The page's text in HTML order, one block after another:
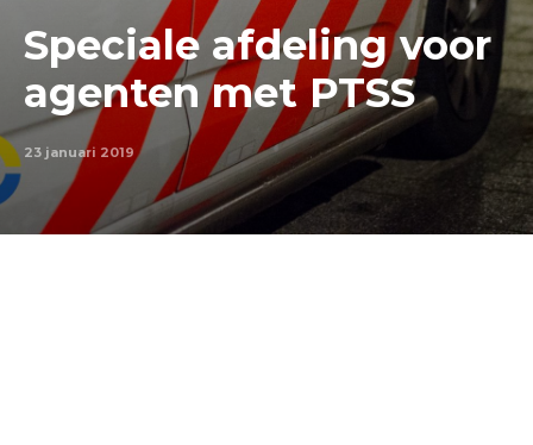
Speciale afdeling voor
agenten met PTSS
23 januari 2019